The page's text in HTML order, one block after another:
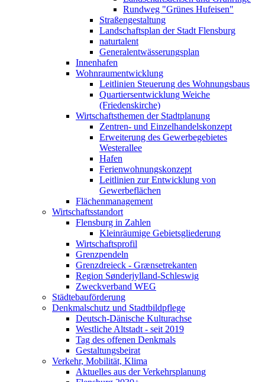
Rundweg "Grünes Hufeisen"
Straßengestaltung
Landschaftsplan der Stadt Flensburg
naturtalent
Generalentwässerungsplan
Innenhafen
Wohnraumentwicklung
Leitlinien Steuerung des Wohnungsbaus
Quartiersentwicklung Weiche
(Friedenskirche)
Wirtschaftsthemen der Stadtplanung
Zentren- und Einzelhandelskonzept
Erweiterung des Gewerbegebietes
Westerallee
Hafen
Ferienwohnungskonzept
Leitlinien zur Entwicklung von
Gewerbeflächen
Flächenmanagement
Wirtschaftsstandort
Flensburg in Zahlen
Kleinräumige Gebietsgliederung
Wirtschaftsprofil
Grenzpendeln
Grenzdreieck - Grænsetrekanten
Region Sønderjylland-Schleswig
Zweckverband WEG
Städtebauförderung
Denkmalschutz und Stadtbildpflege
Deutsch-Dänische Kulturachse
Westliche Altstadt - seit 2019
Tag des offenen Denkmals
Gestaltungsbeirat
Verkehr, Mobilität, Klima
Aktuelles aus der Verkehrsplanung